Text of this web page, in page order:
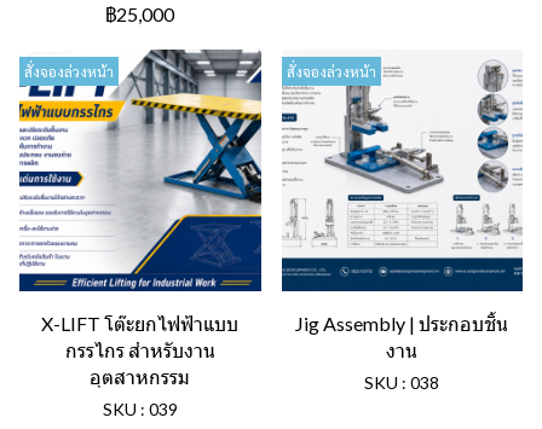
฿25,000
สั่งจองล่วงหน้า
X-LIFT โต๊ะยกไฟฟ้าแบบ
กรรไกร สำหรับงาน
อุตสาหกรรม
SKU : 039
สั่งจองล่วงหน้า
Jig Assembly | ประกอบชิ้น
งาน
SKU : 038